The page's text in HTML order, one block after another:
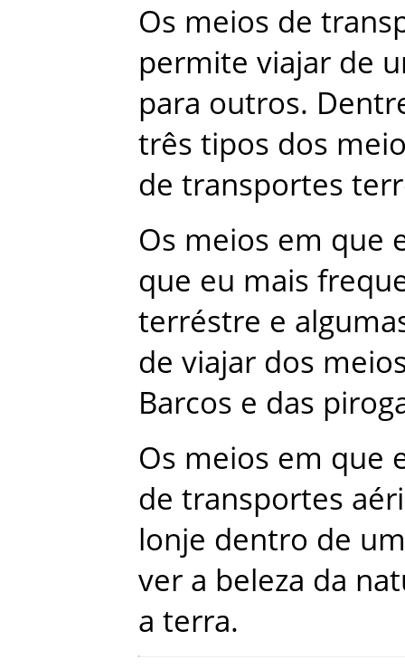
Os meios de
permite viajar de
para outros.
três tipos dos
de transportes
Os meios em que
que eu mais
terréstre e
de viajar dos
Barcos e das
Os meios em que
de transportes
lonje dentro de um
ver a beleza da
a terra.